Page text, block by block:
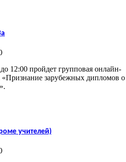
12:00 пройдет групповая онлайн-
«Признание зарубежных дипломов о
учителей)